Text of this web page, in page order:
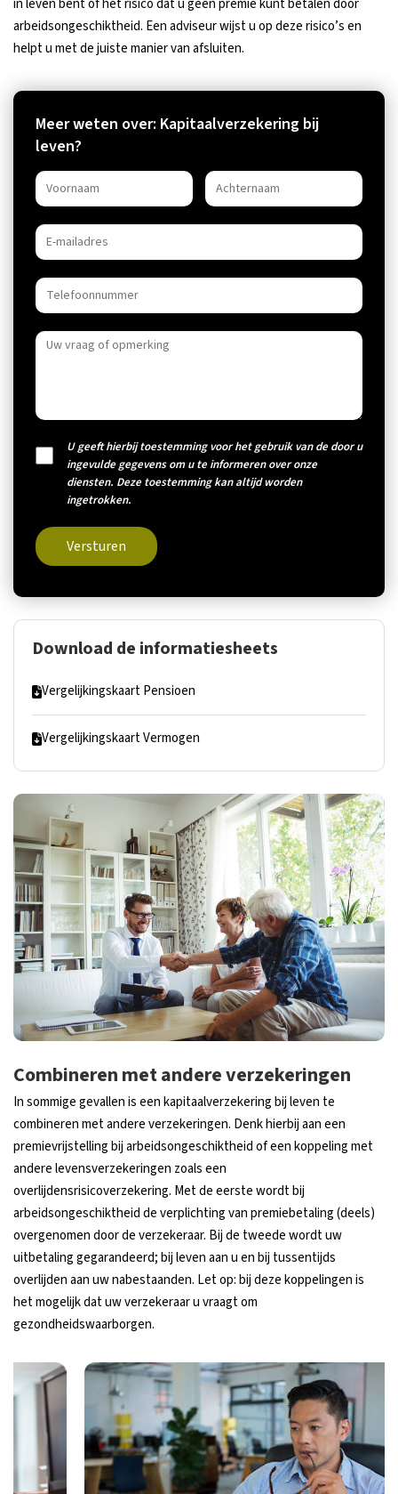
in leven bent of het risico dat u geen premie kunt betalen door
arbeidsongeschiktheid. Een adviseur wijst u op deze risico’s en
helpt u met de juiste manier van afsluiten.
Meer weten over: Kapitaalverzekering bij
leven?
U geeft hierbij toestemming voor het gebruik van de door u
ingevulde gegevens om u te informeren over onze
diensten. Deze toestemming kan altijd worden
ingetrokken.
Versturen
Download de informatiesheets
Vergelijkingskaart Pensioen
Vergelijkingskaart Vermogen
Combineren met andere verzekeringen
In sommige gevallen is een kapitaalverzekering bij leven te
combineren met andere verzekeringen. Denk hierbij aan een
premievrijstelling bij arbeidsongeschiktheid of een koppeling met
andere levensverzekeringen zoals een
overlijdensrisicoverzekering. Met de eerste wordt bij
arbeidsongeschiktheid de verplichting van premiebetaling (deels)
overgenomen door de verzekeraar. Bij de tweede wordt uw
uitbetaling gegarandeerd; bij leven aan u en bij tussentijds
overlijden aan uw nabestaanden. Let op: bij deze koppelingen is
het mogelijk dat uw verzekeraar u vraagt om
gezondheidswaarborgen.